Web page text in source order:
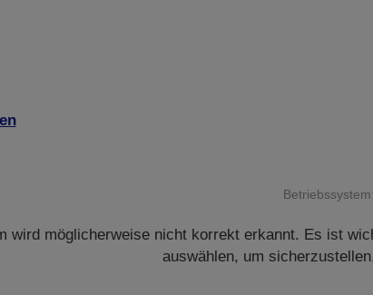
Betriebssystem:
wird möglicherweise nicht korrekt erkannt. Es ist
auswählen, um